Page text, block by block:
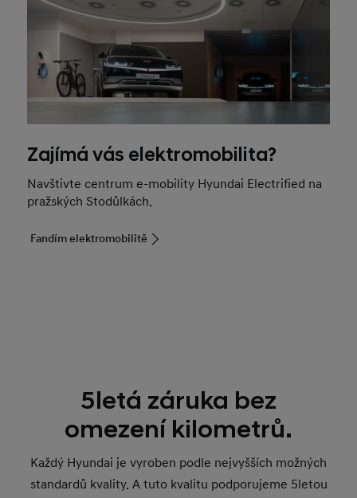
Zajímá vás elektromobilita?
Navštivte centrum e-mobility Hyundai Electrified na
pražských Stodůlkách.
Fandím elektromobilitě
5letá záruka bez
omezení kilometrů.
Každý Hyundai je vyroben podle nejvyšších možných
standardů kvality. A tuto kvalitu podporujeme 5letou